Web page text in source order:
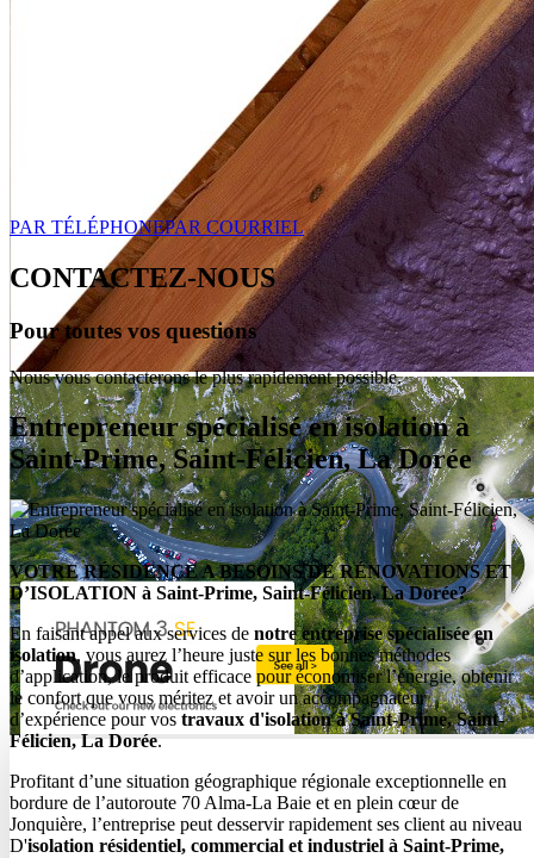
PAR TÉLÉPHONEPAR COURRIEL
CONTACTEZ-NOUS
Pour toutes vos questions
Nous vous contacterons le plus rapidement possible.
Entrepreneur spécialisé en isolation à
Saint-Prime, Saint-Félicien, La Dorée
VOTRE RÉSIDENCE A BESOINS DE RÉNOVATIONS ET
D’ISOLATION à Saint-Prime, Saint-Félicien, La Dorée?
En faisant appel aux services de notre entreprise spécialisée en
isolation, vous aurez l’heure juste sur les bonnes méthodes
d’application, le produit efficace pour économiser l’énergie, obtenir
le confort que vous méritez et avoir un accompagnateur
d’expérience pour vos travaux d'isolation àSaint-Prime, Saint-
Félicien, La Dorée.
Profitant d’une situation géographique régionale exceptionnelle en
bordure de l’autoroute 70 Alma-La Baie et en plein cœur de
Jonquière, l’entreprise peut desservir rapidement ses client au niveau
D'isolation résidentiel, commercial et industriel à Saint-Prime,